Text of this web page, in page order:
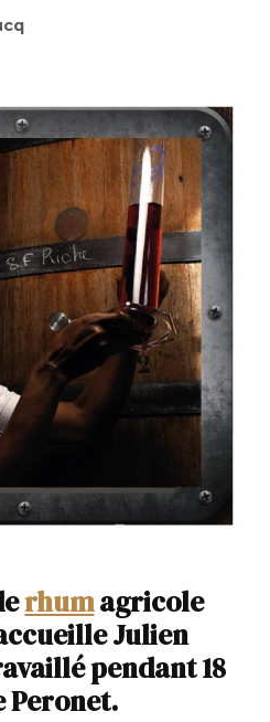
rhumagricole
Julien
pendant 18
Peronet.